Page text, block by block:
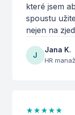
které jsem
spoustu
nejen na
J
Jana K.
HR
★★★★★